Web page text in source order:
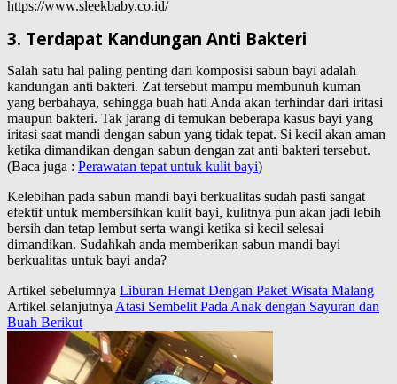
https://www.sleekbaby.co.id/
3. Terdapat Kandungan Anti Bakteri
Salah satu hal paling penting dari komposisi sabun bayi adalah
kandungan anti bakteri. Zat tersebut mampu membunuh kuman
yang berbahaya, sehingga buah hati Anda akan terhindar dari iritasi
maupun bakteri. Tak jarang di temukan beberapa kasus bayi yang
iritasi saat mandi dengan sabun yang tidak tepat. Si kecil akan aman
ketika dimandikan dengan sabun dengan zat anti bakteri tersebut.
(Baca juga : Perawatan tepat untuk kulit bayi)
Kelebihan pada sabun mandi bayi berkualitas sudah pasti sangat
efektif untuk membersihkan kulit bayi, kulitnya pun akan jadi lebih
bersih dan tetap lembut serta wangi ketika si kecil selesai
dimandikan. Sudahkah anda memberikan sabun mandi bayi
berkualitas untuk bayi anda?
Artikel sebelumnya Liburan Hemat Dengan Paket Wisata Malang
Artikel selanjutnya Atasi Sembelit Pada Anak dengan Sayuran dan
Buah Berikut